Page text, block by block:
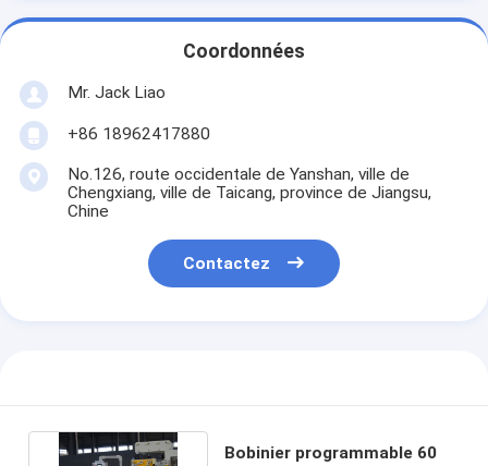
Coordonnées
Mr. Jack Liao
+86 18962417880
No.126, route occidentale de Yanshan, ville de
Chengxiang, ville de Taicang, province de Jiangsu,
Chine
Contactez
Bobinier programmable 60